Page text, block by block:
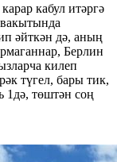
кабул итәргә
әйткән дә, аның
Берлин
килеп
түгел, бары тик,
1дә, төштән соң